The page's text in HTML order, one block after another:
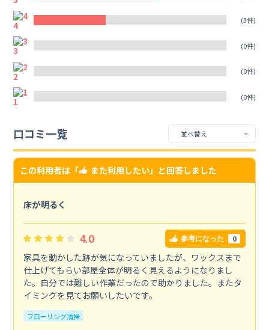
4 (3件)
3 (0件)
2 (0件)
1 (0件)
口コミ一覧
この利用者は「 また利用したい」と回答しました
床が明るく
4.0 参考になった 0
家具を動かした跡が気になっていましたが、ワックスまで
仕上げてもらい部屋全体が明るく見えるようになりまし
た。自分では難しい作業だったので助かりました。またタ
イミングを見てお願いしたいです。
フローリング清掃